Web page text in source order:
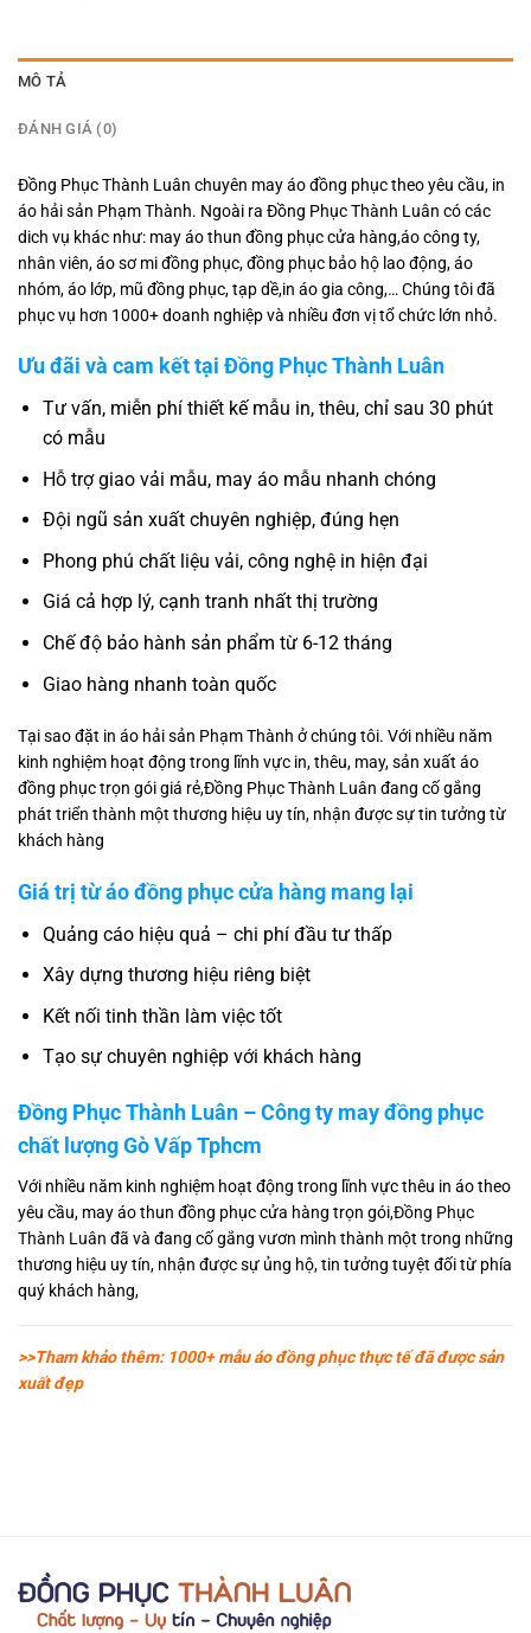
MÔ TẢ
ĐÁNH GIÁ (0)
Đồng Phục Thành Luân chuyên may áo đồng phục theo yêu cầu, in
áo hải sản Phạm Thành. Ngoài ra Đồng Phục Thành Luân có các
dich vụ khác như: may áo thun đồng phục cửa hàng,áo công ty,
nhân viên, áo sơ mi đồng phục, đồng phục bảo hộ lao động, áo
nhóm, áo lớp, mũ đồng phục, tạp dề,in áo gia công,… Chúng tôi đã
phục vụ hơn 1000+ doanh nghiệp và nhiều đơn vị tổ chức lớn nhỏ.
Ưu đãi và cam kết tại Đồng Phục Thành Luân
Tư vấn, miễn phí thiết kế mẫu in, thêu, chỉ sau 30 phút
có mẫu
Hỗ trợ giao vải mẫu, may áo mẫu nhanh chóng
Đội ngũ sản xuất chuyên nghiệp, đúng hẹn
Phong phú chất liệu vải, công nghệ in hiện đại
Giá cả hợp lý, cạnh tranh nhất thị trường
Chế độ bảo hành sản phẩm từ 6-12 tháng
Giao hàng nhanh toàn quốc
Tại sao đặt in áo hải sản Phạm Thành ở chúng tôi. Với nhiều năm
kinh nghiệm hoạt động trong lĩnh vực in, thêu, may, sản xuất áo
đồng phục trọn gói giá rẻ,Đồng Phục Thành Luân đang cố gắng
phát triển thành một thương hiệu uy tín, nhận được sự tin tưởng từ
khách hàng
Giá trị từ áo đồng phục cửa hàng mang lại
Quảng cáo hiệu quả – chi phí đầu tư thấp
Xây dựng thương hiệu riêng biệt
Kết nối tinh thần làm việc tốt
Tạo sự chuyên nghiệp với khách hàng
Đồng Phục Thành Luân – Công ty may đồng phục
chất lượng Gò Vấp Tphcm
Với nhiều năm kinh nghiệm hoạt động trong lĩnh vực thêu in áo theo
yêu cầu, may áo thun đồng phục cửa hàng trọn gói,Đồng Phục
Thành Luân đã và đang cố gắng vươn mình thành một trong những
thương hiệu uy tín, nhận được sự ủng hộ, tin tưởng tuyệt đối từ phía
quý khách hàng,
>>Tham khảo thêm: 1000+ mẫu áo đồng phục thực tế đã được sản
xuất đẹp